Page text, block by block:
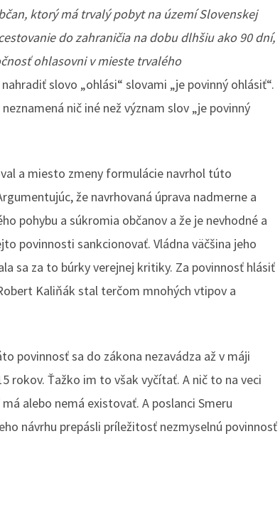
ktorý má trvalý pobyt na území Slovenskej
do zahraničia na dobu dlhšiu ako 90 dní,
ohlasovni v mieste trvalého
slovo „ohlási“ slovami „je povinný ohlásiť“.
nič iné než význam slov „je povinný
a miesto zmeny formulácie navrhol túto
že navrhovaná úprava nadmerne a
pohybu a súkromia občanov a že je nevhodné a
povinnosti sankcionovať. Vládna väčšina jeho
sa za to búrky verejnej kritiky. Za povinnosť hlásiť
Kaliňák stal terčom mnohých vtipov a
povinnosť sa do zákona nezavádza až v máji
rokov. Ťažko im to však vyčítať. A nič to na veci
alebo nemá existovať. A poslanci Smeru
návrhu prepásli príležitosť nezmyselnú povinnosť